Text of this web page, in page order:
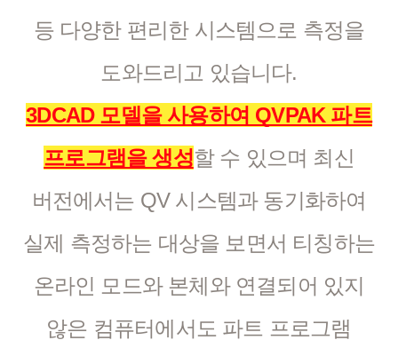
등 다양한 편리한 시스템으로 측정을
도와드리고 있습니다.
3DCAD 모델을 사용하여 QVPAK 파트
프로그램을 생성할 수 있으며 최신
버전에서는 QV 시스템과 동기화하여
실제 측정하는 대상을 보면서 티칭하는
온라인 모드와 본체와 연결되어 있지
않은 컴퓨터에서도 파트 프로그램